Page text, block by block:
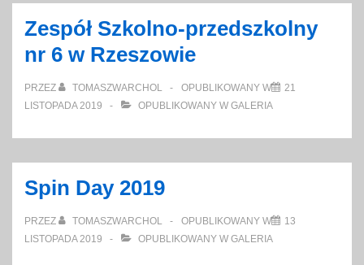
Zespół Szkolno-przedszkolny
nr 6 w Rzeszowie
PRZEZ TOMASZWARCHOL OPUBLIKOWANY W
21
LISTOPADA 2019
OPUBLIKOWANY W GALERIA
Spin Day 2019
PRZEZ TOMASZWARCHOL OPUBLIKOWANY W
13
LISTOPADA 2019
OPUBLIKOWANY W GALERIA